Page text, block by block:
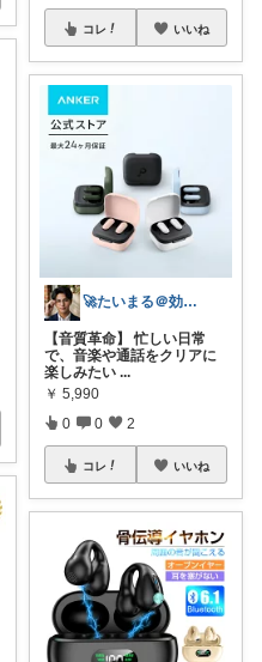
コレ いいね
🚀たいまる＠効率至上主義のセレクトニキ
【音質革命】 忙しい日常
で、音楽や通話をクリアに
楽しみたい ...
￥ 5,990
0 0 2
コレ いいね